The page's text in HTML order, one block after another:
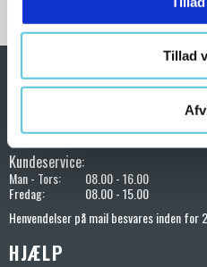
Tillad
arbejdsprocess og øge
KONTAKT OS
salg@toolshoppen.dk
Kundeservice:
Man - Tors:
08.00 - 16.00
Fredag:
08.00 - 15.00
Henvendelser på mail besvares inden for
HJÆLP